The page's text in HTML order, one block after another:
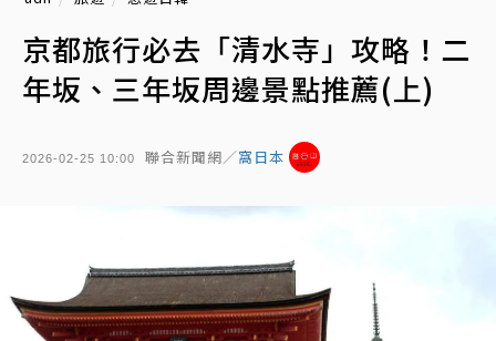
京都旅行必去「清水寺」攻略！二
年坂、三年坂周邊景點推薦(上)
2026-02-25 10:00 聯合新聞網／窩日本